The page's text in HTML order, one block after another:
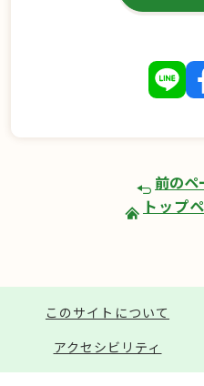
前のペ
トップ
このサイトについて
アクセシビリティ